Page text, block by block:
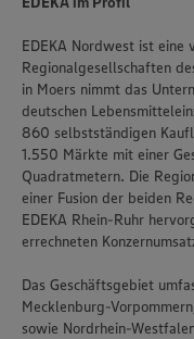
EDEKA Nordwest ist eine
Regionalgesellschaften
in Moers nimmt das
deutschen
860 selbstständigen
1.550 Märkte mit einer
Quadratmetern. Die
einer Fusion der beiden
EDEKA Rhein-Ruhr
errechneten
Das Geschäftsgebiet
Mecklenburg-
sowie Nordrhein-